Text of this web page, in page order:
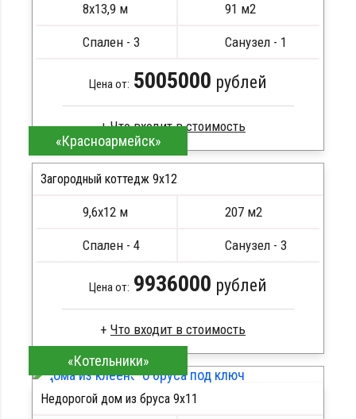
Сборка на березовые нагеля, джут
Металлические сваи 108 диаметр
8х13,9 м 91 м2
Спален - 3 Санузел - 1
Цена от: 5005000 рублей
Брус камерной сушки
Стропила, балки 50х200 мм
Метизы, саморезы, гвозди
Сборка на березовые нагеля, джут
ПОДРОБНЕЕ
«Красноармейск»
Загородный коттедж 9х12
9,6х12 м 207 м2
Спален - 4 Санузел - 3
Цена от: 9936000 рублей
Сухой брус
Стропила, балки 50х200 мм
Кровля металлочерепица
ПОДРОБНЕЕ
«Котельники»
Недорогой дом из бруса 9х11